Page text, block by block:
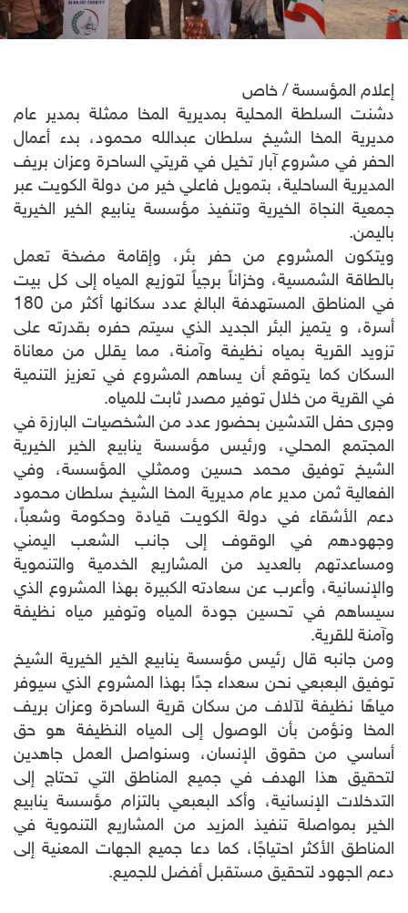
إعلام المؤسسة / خاص
دشنت السلطة المحلية بمديرية المخا ممثلة بمدير عام
مديرية المخا الشيخ سلطان عبدالله محمود، بدء أعمال
الحفر في مشروع آبار تخيل في قريتي الساحرة وعزان بريف
المديرية الساحلية، بتمويل فاعلي خير من دولة الكويت عبر
جمعية النجاة الخيرية وتنفيذ مؤسسة ينابيع الخير الخيرية
باليمن.
ويتكون المشروع من حفر بئر، وإقامة مضخة تعمل
بالطاقة الشمسية، وخزاناً برجياً لتوزيع المياه إلى كل بيت
في المناطق المستهدفة البالغ عدد سكانها أكثر من 180
أسرة، و يتميز البئر الجديد الذي سيتم حفره بقدرته على
تزويد القرية بمياه نظيفة وآمنة، مما يقلل من معاناة
السكان كما يتوقع أن يساهم المشروع في تعزيز التنمية
في القرية من خلال توفير مصدر ثابت للمياه.
وجرى حفل التدشين بحضور عدد من الشخصيات البارزة في
المجتمع المحلي، ورئيس مؤسسة ينابيع الخير الخيرية
الشيخ توفيق محمد حسين وممثلي المؤسسة، وفي
الفعالية ثمن مدير عام مديرية المخا الشيخ سلطان محمود
دعم الأشقاء في دولة الكويت قيادة وحكومة وشعباً،
وجهودهم في الوقوف إلى جانب الشعب اليمني
ومساعدتهم بالعديد من المشاريع الخدمية والتنموية
والإنسانية، وأعرب عن سعادته الكبيرة بهذا المشروع الذي
سيساهم في تحسين جودة المياه وتوفير مياه نظيفة
وآمنة للقرية.
ومن جانبه قال رئيس مؤسسة ينابيع الخير الخيرية الشيخ
توفيق البعبعي نحن سعداء جدًا بهذا المشروع الذي سيوفر
مياهًا نظيفة لآلاف من سكان قرية الساحرة وعزان بريف
المخا ونؤمن بأن الوصول إلى المياه النظيفة هو حق
أساسي من حقوق الإنسان، وسنواصل العمل جاهدين
لتحقيق هذا الهدف في جميع المناطق التي تحتاج إلى
التدخلات الإنسانية، وأكد البعبعي بالتزام مؤسسة ينابيع
الخير بمواصلة تنفيذ المزيد من المشاريع التنموية في
المناطق الأكثر احتياجًا، كما دعا جميع الجهات المعنية إلى
دعم الجهود لتحقيق مستقبل أفضل للجميع.